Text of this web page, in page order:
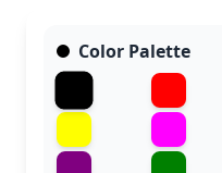
Color Palette